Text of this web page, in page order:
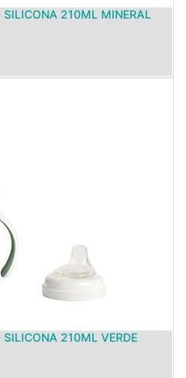
SILICONA 210ML MINERAL
210ML VERDE